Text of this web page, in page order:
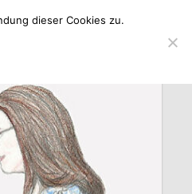
dieser Cookies zu.